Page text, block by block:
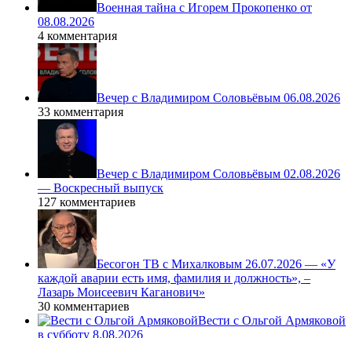
Военная тайна с Игорем Прокопенко от
08.08.2026
4 комментария
Вечер с Владимиром Соловьёвым 06.08.2026
33 комментария
Вечер с Владимиром Соловьёвым 02.08.2026
— Воскресный выпуск
127 комментариев
Бесогон ТВ с Михалковым 26.07.2026 — «У
каждой аварии есть имя, фамилия и должность», –
Лазарь Моисеевич Каганович»
30 комментариев
Вести с Ольгой Армяковой
в субботу 8.08.2026